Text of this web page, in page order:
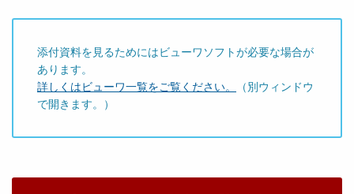
添付資料を見るためにはビューワソフトが必要な場合が
あります。
詳しくはビューワ一覧をご覧ください。
（別ウィンドウ
で開きます。）